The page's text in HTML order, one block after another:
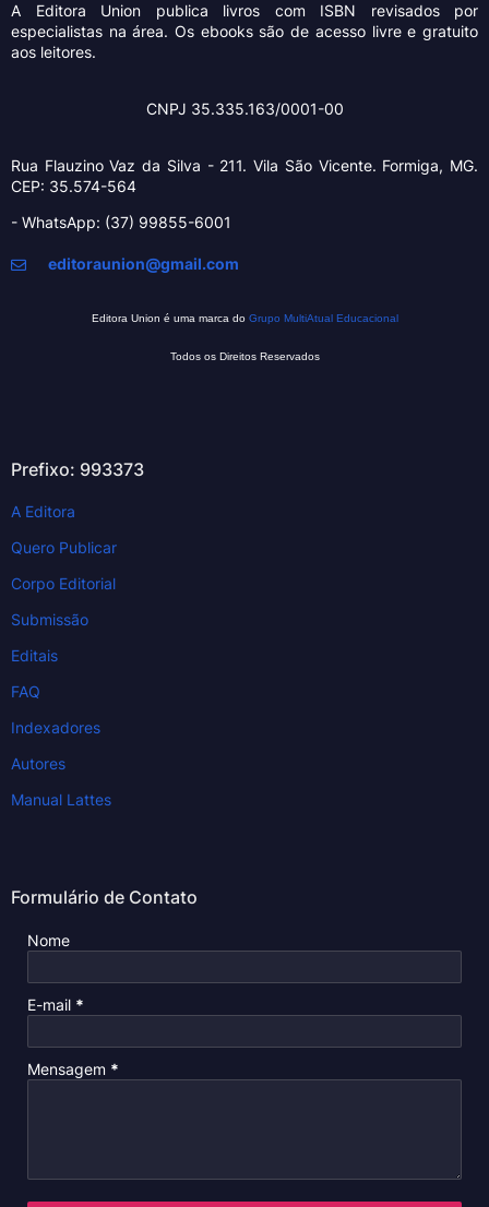
A Editora Union publica livros com ISBN revisados por
especialistas na área. Os ebooks são de acesso livre e gratuito
aos leitores.
CNPJ 35.335.163/0001-00
Rua Flauzino Vaz da Silva - 211.Vila São Vicente. Formiga, MG.
CEP: 35.574-564
- WhatsApp: (37) 99855-6001
editoraunion@gmail.com
Editora Union é uma marca do Grupo MultiAtual Educacional
Todos os Direitos Reservados
Prefixo: 993373
A Editora
Quero Publicar
Corpo Editorial
Submissão
Editais
FAQ
Indexadores
Autores
Manual Lattes
Formulário de Contato
Nome
E-mail *
Mensagem *